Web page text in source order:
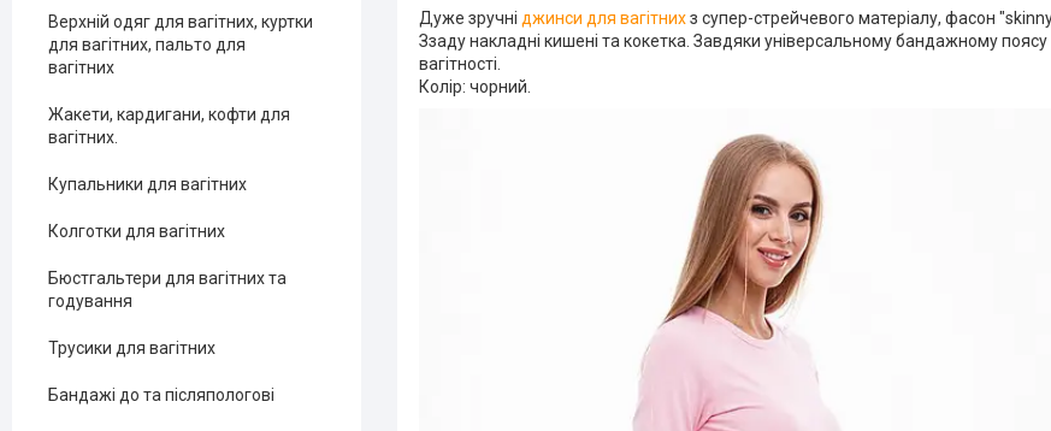
Дуже зручні джинси для вагітнихз супер-стрейчевого матеріалу, фасон
Ззаду накладні кишені та кокетка. Завдяки універсальному бандажному
вагітності.
Колір: чорний.
Верхній одяг для вагітних, куртки
для вагітних, пальто для
вагітних
Жакети, кардигани, кофти для
вагітних.
Купальники для вагітних
Колготки для вагітних
Бюстгальтери для вагітних та
годування
Трусики для вагітних
Бандажі до та післяпологові